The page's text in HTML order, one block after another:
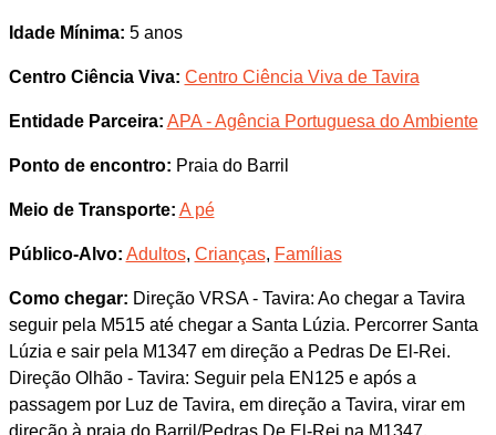
Idade Mínima: 5 anos
Centro Ciência Viva: Centro Ciência Viva de Tavira
Entidade Parceira: APA - Agência Portuguesa do Ambiente
Ponto de encontro: Praia do Barril
Meio de Transporte: A pé
Público-Alvo: Adultos, Crianças, Famílias
Como chegar: Direção VRSA - Tavira: Ao chegar a Tavira
seguir pela M515 até chegar a Santa Lúzia. Percorrer Santa
Lúzia e sair pela M1347 em direção a Pedras De El-Rei.
Direção Olhão - Tavira: Seguir pela EN125 e após a
passagem por Luz de Tavira, em direção a Tavira, virar em
direção à praia do Barril/Pedras De El-Rei na M1347.